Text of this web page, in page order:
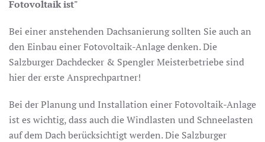
Fotovoltaik ist"
Bei einer anstehenden Dachsanierung sollten Sie auch an
den Einbau einer Fotovoltaik-Anlage denken. Die
Salzburger Dachdecker & Spengler Meisterbetriebe sind
hier der erste Ansprechpartner!
Bei der Planung und Installation einer Fotovoltaik-Anlage
ist es wichtig, dass auch die Windlasten und Schneelasten
auf dem Dach berücksichtigt werden. Die Salzburger